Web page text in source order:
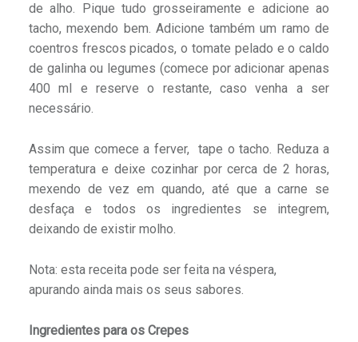
de alho. Pique tudo grosseiramente e adicione ao
tacho, mexendo bem. Adicione também um ramo de
coentros frescos picados, o tomate pelado e o caldo
de galinha ou legumes (comece por adicionar apenas
400 ml e reserve o restante, caso venha a ser
necessário.
Assim que comece a ferver, tape o tacho. Reduza a
temperatura e deixe cozinhar por cerca de 2 horas,
mexendo de vez em quando, até que a carne se
desfaça e todos os ingredientes se integrem,
deixando de existir molho.
Nota: esta receita pode ser feita na véspera,
apurando ainda mais os seus sabores.
Ingredientes para os Crepes